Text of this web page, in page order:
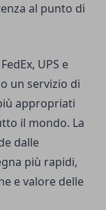
al punto di
UPS e
un servizio di
appropriati
il mondo. La
dalle
più rapidi,
e valore delle